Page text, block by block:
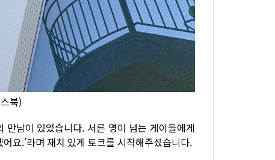
북)
남이 있었습니다. 서른 명이 넘는 게이들에게
요.’라며 재치 있게 토크를 시작해주셨습니다.